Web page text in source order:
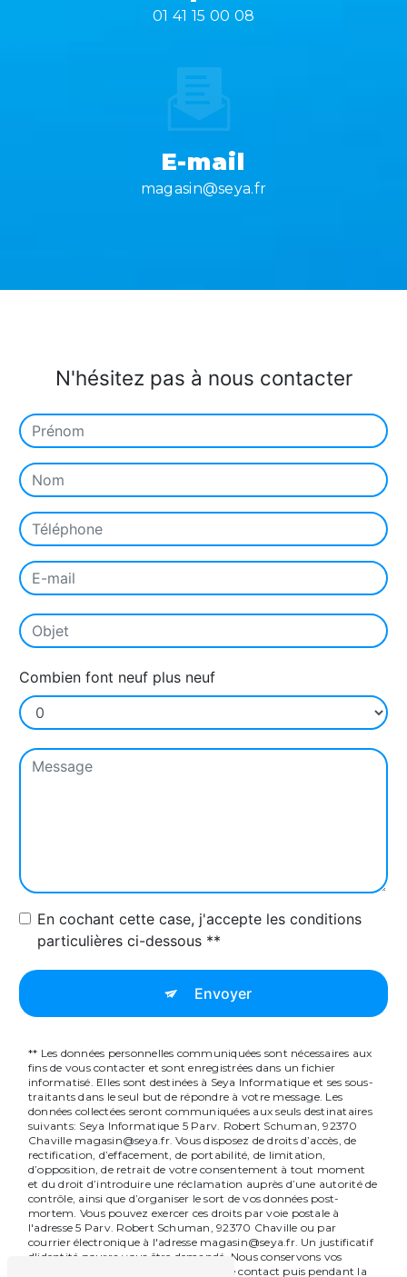
01 41 15 00 08
E-mail
magasin@seya.fr
N'hésitez pas à nous contacter
Combien font neuf plus neuf
En cochant cette case, j'accepte les conditions
particulières ci-dessous **
Envoyer
** Les données personnelles communiquées sont nécessaires aux
fins de vous contacter et sont enregistrées dans un fichier
informatisé. Elles sont destinées à Seya Informatique et ses sous-
traitants dans le seul but de répondre à votre message. Les
données collectées seront communiquées aux seuls destinataires
suivants: Seya Informatique 5 Parv. Robert Schuman, 92370
Chaville magasin@seya.fr. Vous disposez de droits d’accès, de
rectification, d’effacement, de portabilité, de limitation,
d’opposition, de retrait de votre consentement à tout moment
et du droit d’introduire une réclamation auprès d’une autorité de
contrôle, ainsi que d’organiser le sort de vos données post-
mortem. Vous pouvez exercer ces droits par voie postale à
l'adresse 5 Parv. Robert Schuman, 92370 Chaville ou par
courrier électronique à l'adresse magasin@seya.fr. Un justificatif
d'identité pourra vous être demandé. Nous conservons vos
données pendant la période de prise de contact puis pendant la